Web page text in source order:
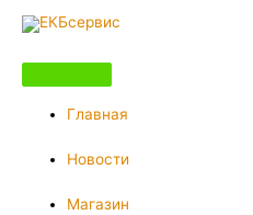
Перейти
содержимому
Главная
Новости
Магазин